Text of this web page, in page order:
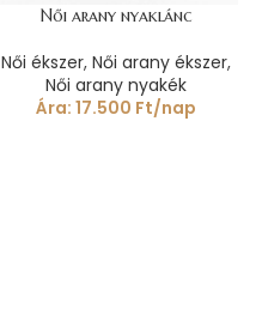
Női arany nyaklánc
Női ékszer, Női arany ékszer,
Női arany nyakék
Ára: 17.500 Ft/nap